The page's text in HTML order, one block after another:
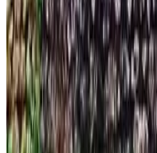
(94,7 km von Menetou-Salon
Château de Ribourdin -
Chevannes
Unverbindliche Anfrage
(95,4 kmvon Menetou-Salon
Les MétamorphOZes
Valaire
Unverbindliche Anfrage
(95,5 kmvon Menetou-Salon
Au Bonheur de Cisse
Chouzy-sur-Cisse